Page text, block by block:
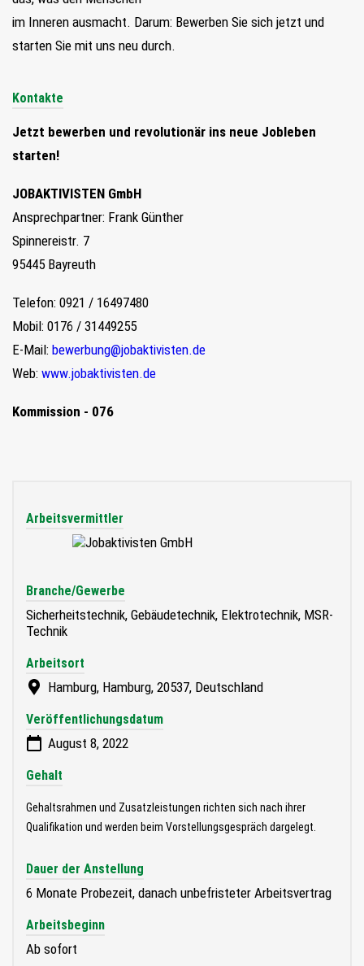
im Inneren ausmacht. Darum: Bewerben Sie sich jetzt und
starten Sie mit uns neu durch.
Kontakte
Jetzt bewerben und revolutionär ins neue Jobleben
starten!
JOBAKTIVISTEN GmbH
Ansprechpartner: Frank Günther
Spinnereistr. 7
95445 Bayreuth
Telefon: 0921 / 16497480
Mobil: 0176 / 31449255
E-Mail: bewerbung@jobaktivisten.de
Web: www.jobaktivisten.de
Kommission - 076
Arbeitsvermittler
Branche/Gewerbe
Sicherheitstechnik, Gebäudetechnik, Elektrotechnik, MSR-
Technik
Arbeitsort
Hamburg, Hamburg, 20537, Deutschland
Veröffentlichungsdatum
August 8, 2022
Gehalt
Gehaltsrahmen und Zusatzleistungen richten sich nach ihrer
Qualifikation und werden beim Vorstellungsgespräch dargelegt.
Dauer der Anstellung
6 Monate Probezeit, danach unbefristeter Arbeitsvertrag
Arbeitsbeginn
Ab sofort